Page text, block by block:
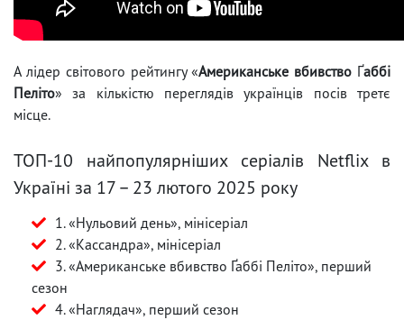
А лідер світового рейтингу «Американське вбивство Ґаббі
Пеліто» за кількістю переглядів українців посів третє
місце.
ТОП-10 найпопулярніших серіалів Netflix в
Україні за 17 – 23 лютого 2025 року
1. «Нульовий день», мінісеріал
2. «Кассандра», мінісеріал
3. «Американське вбивство Ґаббі Пеліто», перший
сезон
4. «Наглядач», перший сезон